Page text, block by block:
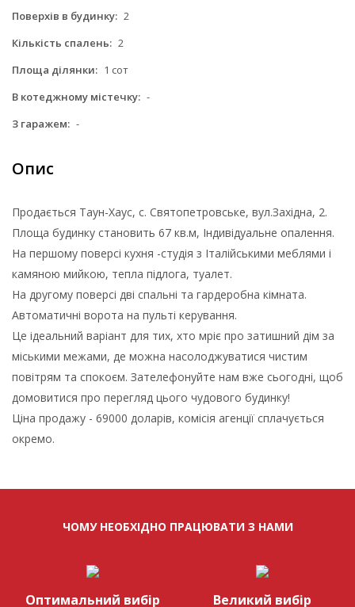
Поверхів в будинку: 2
Кількість спалень: 2
Площа ділянки: 1 сот
В котеджному містечку: -
З гаражем: -
Опис
Продається Таун-Хаус, с. Святопетровське, вул.Західна, 2.
Площа будинку становить 67 кв.м, Індивідуальне опалення.
На першому поверсі кухня -студія з Італійськими меблями і
камяною мийкою, тепла підлога, туалет.
На другому поверсі дві спальні та гардеробна кімната.
Автоматичні ворота на пульті керування.
Це ідеальний варіант для тих, хто мріє про затишний дім за
міськими межами, де можна насолоджуватися чистим
повітрям та спокоєм. Зателефонуйте нам вже сьогодні, щоб
домовитися про перегляд цього чудового будинку!
Ціна продажу - 69000 доларів, комісія агенції сплачується
окремо.
ЧОМУ НЕОБХІДНО ПРАЦЮВАТИ З НАМИ
Оптимальний вибір Великий вибір